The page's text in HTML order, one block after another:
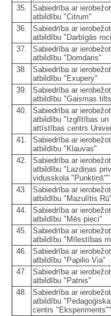
35.
Sabiedrība ar
atbildību "Citrum"
36.
Sabiedrība ar
atbildību "Darbīgās
37.
Sabiedrība ar
atbildību "Domdaris"
38.
Sabiedrība ar
atbildību "Exupery"
39.
Sabiedrība ar
atbildību "Gaismas
40.
Sabiedrība ar
atbildību "Izglītības un
attīstības centrs
41.
Sabiedrība ar
atbildību "Klauvas"
42.
Sabiedrība ar
atbildību "Lazdiņas
vidusskola "Punktiņš""
43.
Sabiedrība ar
atbildību "Mazulītis Rū"
44.
Sabiedrība ar
atbildību "Mēs pieci"
45.
Sabiedrība ar
atbildību "Mīlestības
46.
Sabiedrība ar
atbildību "Papilio Via"
47.
Sabiedrība ar
atbildību "Patnis"
48.
Sabiedrība ar
atbildību
centrs "Eksperiments""